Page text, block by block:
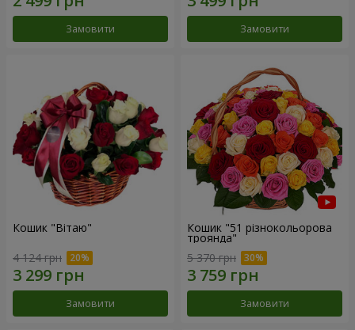
Замовити Замовити
Кошик "Вітаю"
4 124 грн
Замовити
Кошик "51 різнокольорова
троянда"
5 370 грн
Замовити